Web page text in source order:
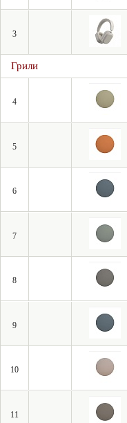
высокое качество звука;
На данный момент Defunc
30 х 13,5 см в черном или
20 х 8,5 см в черном или
3
Грили
4
5
6
7
8
9
10
11